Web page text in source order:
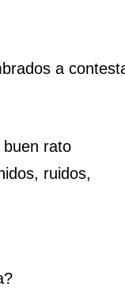
a
rato
ruidos,